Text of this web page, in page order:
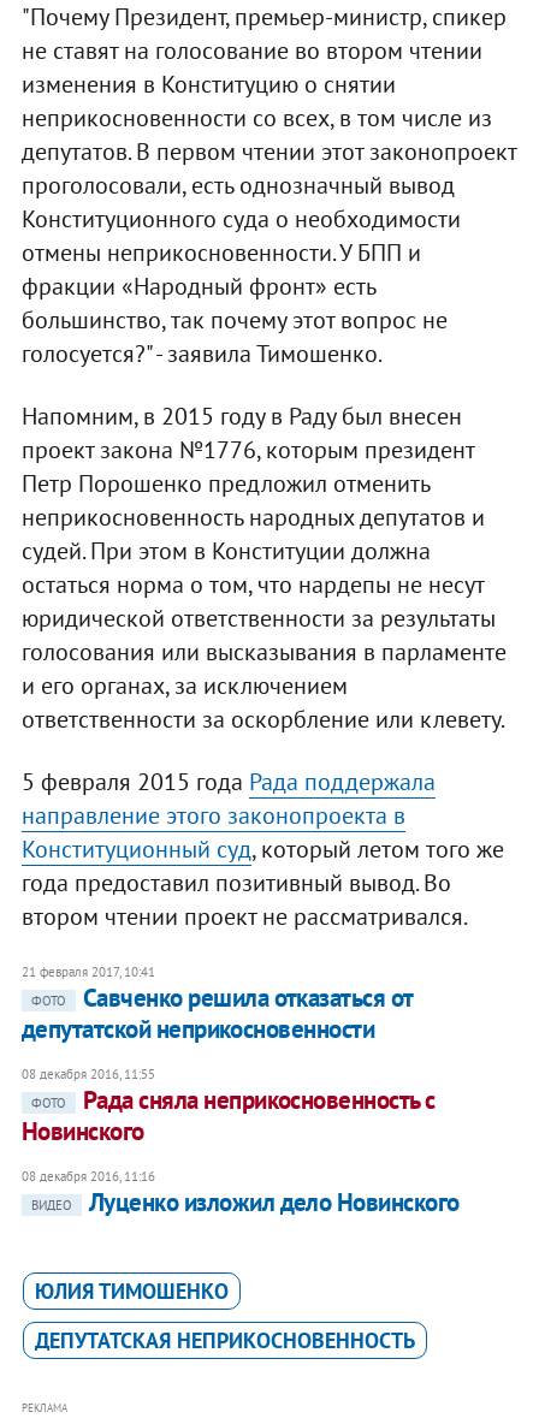
"Почему Президент, премьер-министр, спикер
не ставят на голосование во втором чтении
изменения в Конституцию о снятии
неприкосновенности со всех, в том числе из
депутатов. В первом чтении этот законопроект
проголосовали, есть однозначный вывод
Конституционного суда о необходимости
отмены неприкосновенности. У БПП и
фракции «Народный фронт» есть
большинство, так почему этот вопрос не
голосуется?" - заявила Тимошенко.
Напомним, в 2015 году в Раду был внесен
проект закона №1776, которым президент
Петр Порошенко предложил отменить
неприкосновенность народных депутатов и
судей. При этом в Конституции должна
остаться норма о том, что нардепы не несут
юридической ответственности за результаты
голосования или высказывания в парламенте
и его органах, за исключением
ответственности за оскорбление или клевету.
5 февраля 2015 года Рада поддержала
направление этого законопроекта в
Конституционный суд, который летом того же
года предоставил позитивный вывод. Во
втором чтении проект не рассматривался.
21 февраля 2017, 10:41
ФОТО
Савченко решила отказаться от
депутатской неприкосновенности
08 декабря 2016, 11:55
ФОТО
Рада сняла неприкосновенность с
Новинского
08 декабря 2016, 11:16
ВИДЕО
Луценко изложил дело Новинского
ЮЛИЯ ТИМОШЕНКО
ДЕПУТАТСКАЯ НЕПРИКОСНОВЕННОСТЬ
РЕКЛАМА